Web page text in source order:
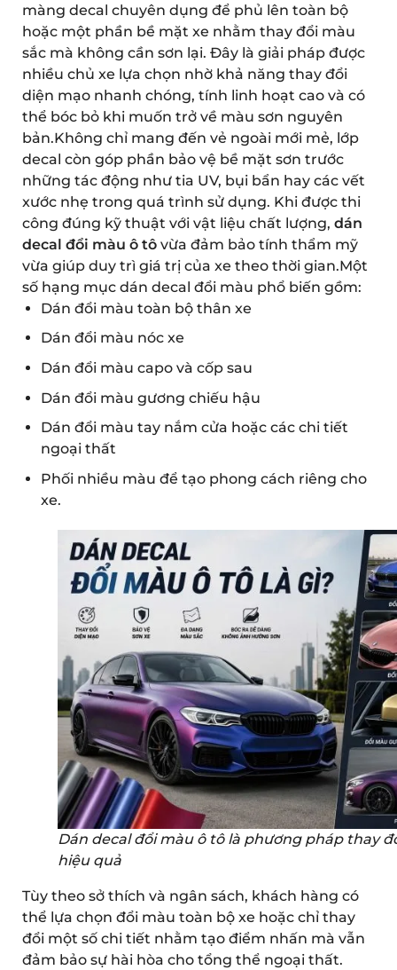
màng decal chuyên dụng để phủ lên toàn bộ
hoặc một phần bề mặt xe nhằm thay đổi màu
sắc mà không cần sơn lại. Đây là giải pháp được
nhiều chủ xe lựa chọn nhờ khả năng thay đổi
diện mạo nhanh chóng, tính linh hoạt cao và có
thể bóc bỏ khi muốn trở về màu sơn nguyên
bản.Không chỉ mang đến vẻ ngoài mới mẻ, lớp
decal còn góp phần bảo vệ bề mặt sơn trước
những tác động như tia UV, bụi bẩn hay các vết
xước nhẹ trong quá trình sử dụng. Khi được thi
công đúng kỹ thuật với vật liệu chất lượng, dán
decal đổi màu ô tô vừa đảm bảo tính thẩm mỹ
vừa giúp duy trì giá trị của xe theo thời gian.Một
số hạng mục dán decal đổi màu phổ biến gồm:
Dán đổi màu toàn bộ thân xe
Dán đổi màu nóc xe
Dán đổi màu capo và cốp sau
Dán đổi màu gương chiếu hậu
Dán đổi màu tay nắm cửa hoặc các chi tiết
ngoại thất
Phối nhiều màu để tạo phong cách riêng cho
xe.
Dán decal đổi màu ô tô là phương pháp thay
hiệu quả
Tùy theo sở thích và ngân sách, khách hàng có
thể lựa chọn đổi màu toàn bộ xe hoặc chỉ thay
đổi một số chi tiết nhằm tạo điểm nhấn mà vẫn
đảm bảo sự hài hòa cho tổng thể ngoại thất.